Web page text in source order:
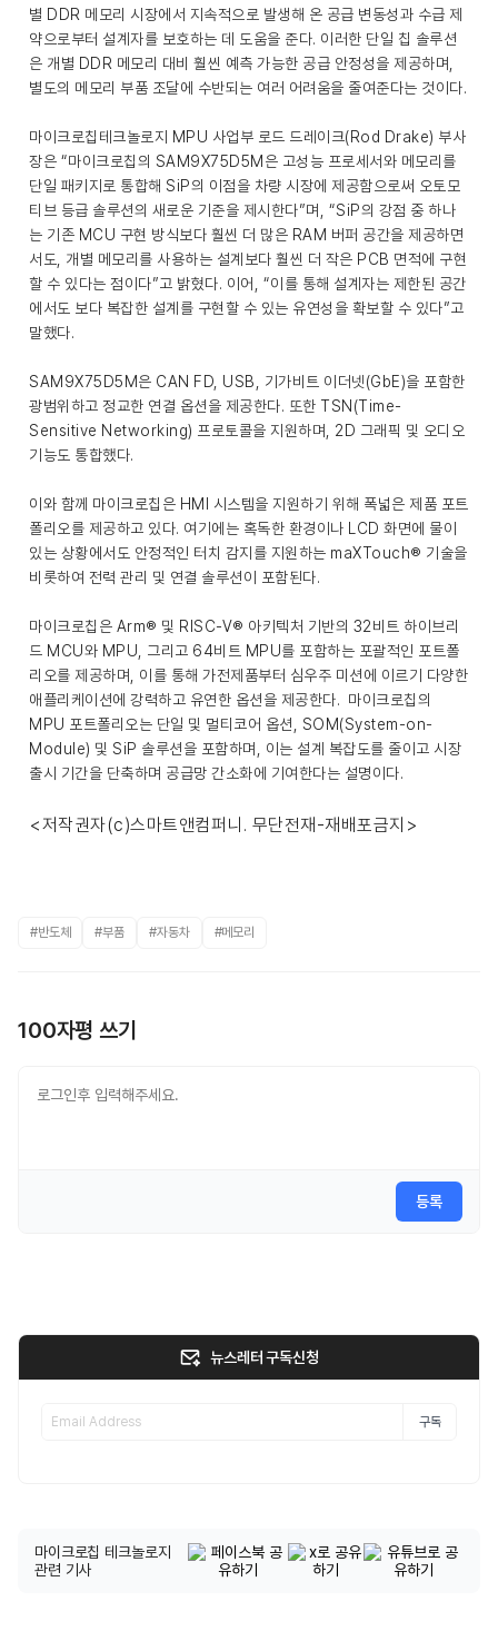
별 DDR 메모리 시장에서 지속적으로 발생해 온 공급 변동성과 수급 제
약으로부터 설계자를 보호하는 데 도움을 준다. 이러한 단일 칩 솔루션
은 개별 DDR 메모리 대비 훨씬 예측 가능한 공급 안정성을 제공하며,
별도의 메모리 부품 조달에 수반되는 여러 어려움을 줄여준다는 것이다.
마이크로칩테크놀로지 MPU 사업부 로드 드레이크(Rod Drake) 부사
장은 “마이크로칩의 SAM9X75D5M은 고성능 프로세서와 메모리를
단일 패키지로 통합해 SiP의 이점을 차량 시장에 제공함으로써 오토모
티브 등급 솔루션의 새로운 기준을 제시한다”며, “SiP의 강점 중 하나
는 기존 MCU 구현 방식보다 훨씬 더 많은 RAM 버퍼 공간을 제공하면
서도, 개별 메모리를 사용하는 설계보다 훨씬 더 작은 PCB 면적에 구현
할 수 있다는 점이다”고 밝혔다. 이어, “이를 통해 설계자는 제한된 공간
에서도 보다 복잡한 설계를 구현할 수 있는 유연성을 확보할 수 있다”고
말했다.
SAM9X75D5M은 CAN FD, USB, 기가비트 이더넷(GbE)을 포함한
광범위하고 정교한 연결 옵션을 제공한다. 또한 TSN(Time-
Sensitive Networking) 프로토콜을 지원하며, 2D 그래픽 및 오디오
기능도 통합했다.
이와 함께 마이크로칩은 HMI 시스템을 지원하기 위해 폭넓은 제품 포트
폴리오를 제공하고 있다. 여기에는 혹독한 환경이나 LCD 화면에 물이
있는 상황에서도 안정적인 터치 감지를 지원하는 maXTouch® 기술을
비롯하여 전력 관리 및 연결 솔루션이 포함된다.
마이크로칩은 Arm® 및 RISC-V® 아키텍처 기반의 32비트 하이브리
드 MCU와 MPU, 그리고 64비트 MPU를 포함하는 포괄적인 포트폴
리오를 제공하며, 이를 통해 가전제품부터 심우주 미션에 이르기 다양한
애플리케이션에 강력하고 유연한 옵션을 제공한다. 마이크로칩의
MPU 포트폴리오는 단일 및 멀티코어 옵션, SOM(System-on-
Module) 및 SiP 솔루션을 포함하며, 이는 설계 복잡도를 줄이고 시장
출시 기간을 단축하며 공급망 간소화에 기여한다는 설명이다.
<저작권자(c)스마트앤컴퍼니. 무단전재-재배포금지>
#반도체 #부품 #자동차 #메모리
100자평 쓰기
등록
뉴스레터 구독신청
구독
마이크로칩 테크놀로지
관련 기사